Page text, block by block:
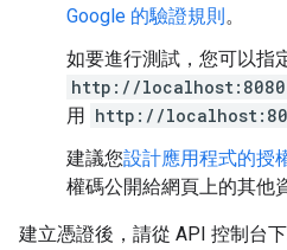
Google 的驗證規則。
如要進行測試，您可以指
http://localhost:8080
用 http://
建議您設計應用程式的授
權碼公開給網頁上的其他
建立憑證後，請從 API 控制台